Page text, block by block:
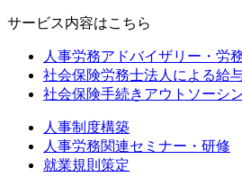
サービス内容はこちら
人事労務アドバイザリー・労
社会保険労務士法人による給
社会保険手続きアウトソーシ
人事制度構築
人事労務関連セミナー・研修
就業規則策定